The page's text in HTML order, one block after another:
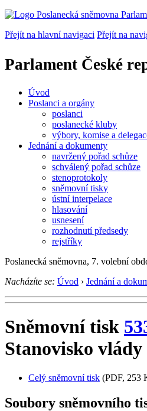
Přejít na hlavní navigaci Přejít na
Parlament České
Úvod
Poslanci a orgány
poslanci
poslanecké kluby
výbory, komise a
Jednání a dokumenty
navržený pořad schůze
schválený pořad schůze
stenoprotokoly
sněmovní tisky
ústní interpelace
hlasování
usnesení
rozhodnutí předsedy
rejstříky
Poslanecká sněmovna, 7. volební
Nacházíte se: Úvod › Jednání a
Sněmovní tisk
Stanovisko
Celý sněmovní tisk (PDF, 253
Soubory sněmovního